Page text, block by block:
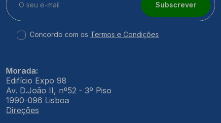
Subscrever
Concordo com os Termos e Condições
Morada:
Edifício Expo 98
Av. D.João II, nº52 - 3º Piso
1990-096 Lisboa
Direções